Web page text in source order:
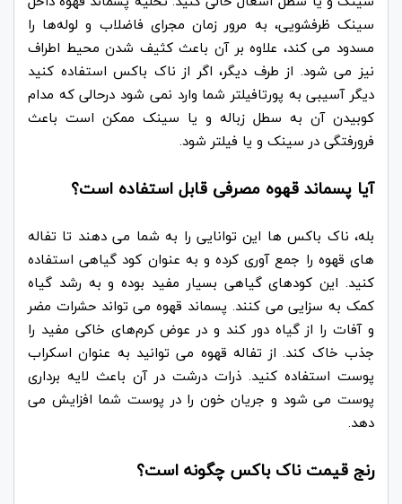
سینک ظرفشویی، به مرور زمان مجرای فاضلاب و لوله‌ها را
مسدود می کند، علاوه بر آن باعث کثیف شدن محیط اطراف
نیز می شود. از طرف دیگر، اگر از ناک باکس استفاده کنید
دیگر آسیبی به پورتافیلتر شما وارد نمی شود درحالی که مدام
کوبیدن آن به سطل زباله و یا سینک ممکن است باعث
فرورفتگی در سینک و یا فیلتر شود.
آیا پسماند قهوه مصرفی قابل استفاده است؟
بله، ناک باکس ها این توانایی را به شما می دهند تا تفاله
های قهوه را جمع آوری کرده و به عنوان کود گیاهی استفاده
کنید. این کودهای گیاهی بسیار مفید بوده و به رشد گیاه
کمک به سزایی می کنند. پسماند قهوه می تواند حشرات مضر
و آفات را از گیاه دور کند و در عوض کرم‌های خاکی مفید را
جذب خاک کند. از تفاله قهوه می توانید به عنوان اسکراب
پوست استفاده کنید. ذرات درشت در آن باعث لایه برداری
پوست می شود و جریان خون را در پوست شما افزایش می
دهد.
رنج قیمت ناک باکس چگونه است؟